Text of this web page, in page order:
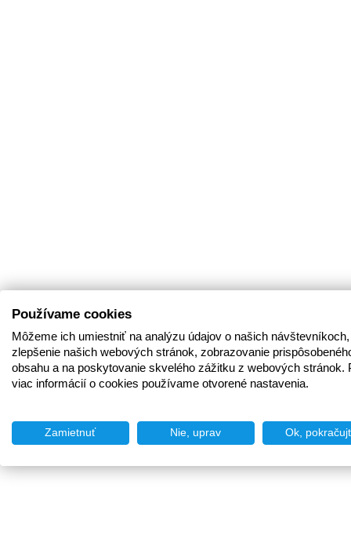
Používame cookies
Môžeme ich umiestniť na analýzu údajov o našich
zlepšenie našich webových stránok, zobrazovanie
obsahu a na poskytovanie skvelého zážitku z webových stránok.
viac informácií o cookies používame otvorené nastavenia.
Zamietnuť Nie, uprav Ok,